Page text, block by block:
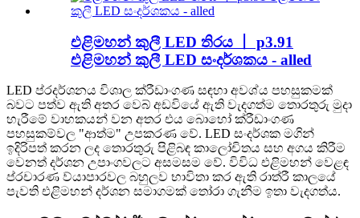
එළිමහන් කුලී LED තිරය 丨 p3.91
එළිමහන් කුලී LED සංදර්ශකය - alled
LED ප්රදර්ශනය විශාල ක්රීඩාංගණ සඳහා අවශ්ය පහසුකමක්
බවට පත්ව ඇති අතර වෙබ් අඩවියේ ඇති වැදගත්ම තොරතුරු මුදා
හැරීමේ වාහකයන් වන අතර එය බොහෝ ක්රීඩාංගණ
පහසුකම්වල "ආත්ම" උපකරණ වේ. LED සංදර්ශක මගින්
ඉදිරිපත් කරන ලද තොරතුරු පිළිබඳ කාලෝචිතය සහ අගය කිරීම
වෙනත් දර්ශන උපාංගවලට අසමසම වේ. විවිධ එළිමහන් වෙළඳ
ප්රචාරණ ව්යාපාරවල බහුලව භාවිතා කර ඇති රාත්රී කාලයේ
පැවති එළිමහන් දර්ශන සමාගමක් තෝරා ගැනීම ඉතා වැදගත්ය.